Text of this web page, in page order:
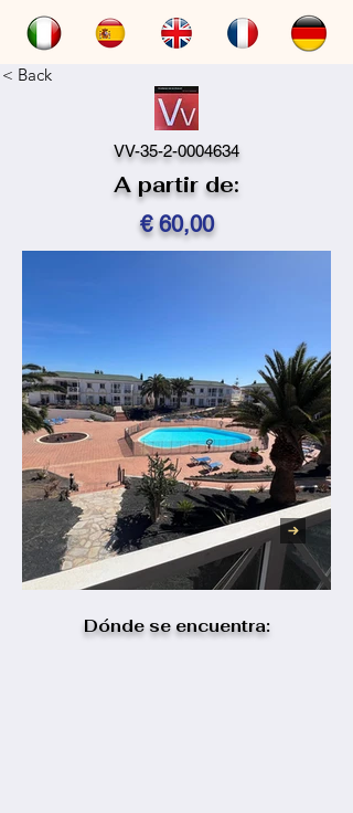
< Back
VV-35-2-0004634
A partir de:
€ 60,00
Dónde se encuentra: